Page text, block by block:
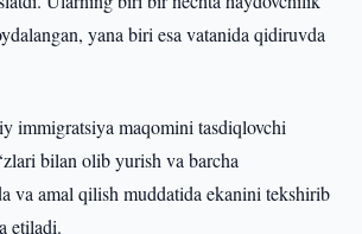
yana biri esa vatanida qidiruvda
immigratsiya maqomini tasdiqlovchi
bilan olib yurish va barcha
va amal qilish muddatida ekanini tekshirib
etiladi.